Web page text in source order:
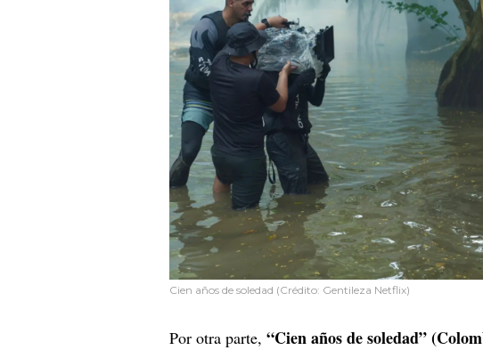
Cien años de soledad (Crédito: Gentileza Netflix)
Por otra parte, “Cien años de soledad”